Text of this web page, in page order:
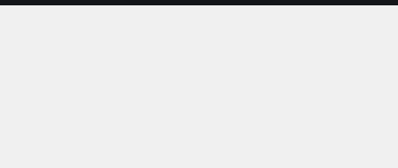
Linkedin